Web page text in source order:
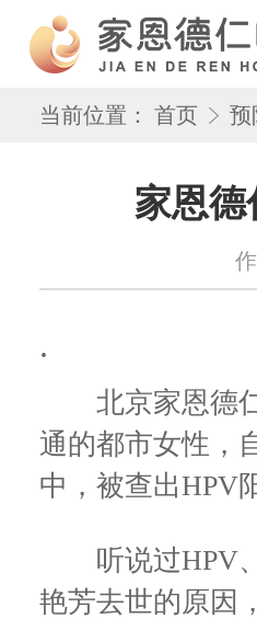
当前位置： 首页 预
家恩
.
北京家恩德仁
通的都市女性，
中，被查出HPV
听说过HPV、
艳芳去世的原因